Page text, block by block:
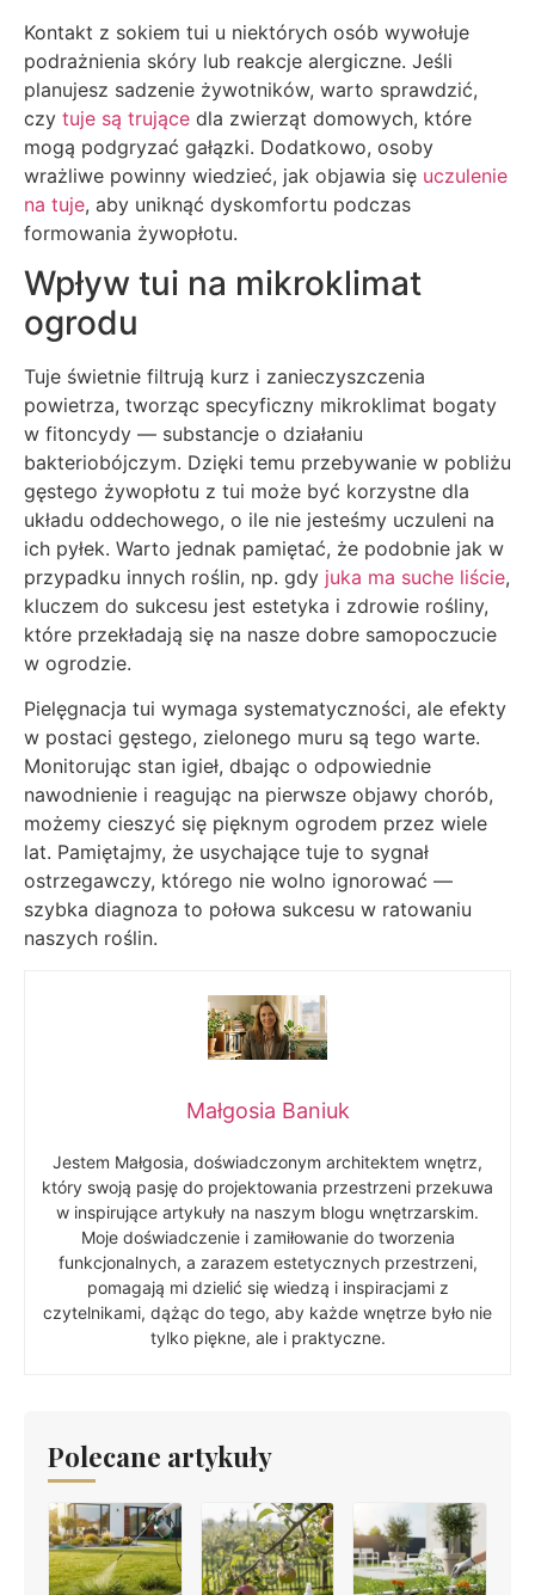
Kontakt z sokiem tui u niektórych osób wywołuje
podrażnienia skóry lub reakcje alergiczne. Jeśli
planujesz sadzenie żywotników, warto sprawdzić,
czy tuje są trujące dla zwierząt domowych, które
mogą podgryzać gałązki. Dodatkowo, osoby
wrażliwe powinny wiedzieć, jak objawia się uczulenie
na tuje, aby uniknąć dyskomfortu podczas
formowania żywopłotu.
Wpływ tui na mikroklimat
ogrodu
Tuje świetnie filtrują kurz i zanieczyszczenia
powietrza, tworząc specyficzny mikroklimat bogaty
w fitoncydy — substancje o działaniu
bakteriobójczym. Dzięki temu przebywanie w pobliżu
gęstego żywopłotu z tui może być korzystne dla
układu oddechowego, o ile nie jesteśmy uczuleni na
ich pyłek. Warto jednak pamiętać, że podobnie jak w
przypadku innych roślin, np. gdy juka ma suche liście,
kluczem do sukcesu jest estetyka i zdrowie rośliny,
które przekładają się na nasze dobre samopoczucie
w ogrodzie.
Pielęgnacja tui wymaga systematyczności, ale efekty
w postaci gęstego, zielonego muru są tego warte.
Monitorując stan igieł, dbając o odpowiednie
nawodnienie i reagując na pierwsze objawy chorób,
możemy cieszyć się pięknym ogrodem przez wiele
lat. Pamiętajmy, że usychające tuje to sygnał
ostrzegawczy, którego nie wolno ignorować —
szybka diagnoza to połowa sukcesu w ratowaniu
naszych roślin.
Małgosia Baniuk
Jestem Małgosia, doświadczonym architektem wnętrz,
który swoją pasję do projektowania przestrzeni przekuwa
w inspirujące artykuły na naszym blogu wnętrzarskim.
Moje doświadczenie i zamiłowanie do tworzenia
funkcjonalnych, a zarazem estetycznych przestrzeni,
pomagają mi dzielić się wiedzą i inspiracjami z
czytelnikami, dążąc do tego, aby każde wnętrze było nie
tylko piękne, ale i praktyczne.
Polecane artykuły